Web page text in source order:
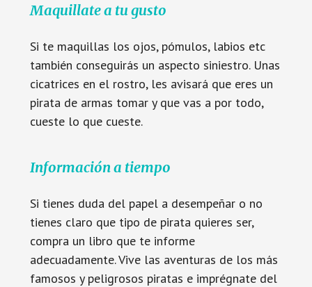
Maquillate a tu gusto
Si te maquillas los ojos, pómulos, labios etc
también conseguirás un aspecto siniestro. Unas
cicatrices en el rostro, les avisará que eres un
pirata de armas tomar y que vas a por todo,
cueste lo que cueste.
Información a tiempo
Si tienes duda del papel a desempeñar o no
tienes claro que tipo de pirata quieres ser,
compra un libro que te informe
adecuadamente. Vive las aventuras de los más
famosos y peligrosos piratas e imprégnate del